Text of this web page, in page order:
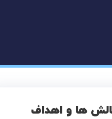
چالش ها و اهداف